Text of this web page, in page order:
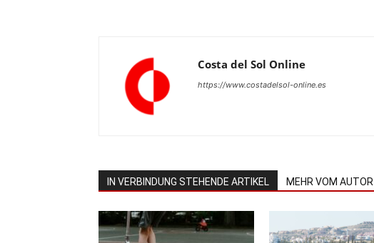
Costa del Sol Online
https://www.costadelsol-online.es
IN VERBINDUNG STEHENDE ARTIKEL MEHR VOM AUTOR